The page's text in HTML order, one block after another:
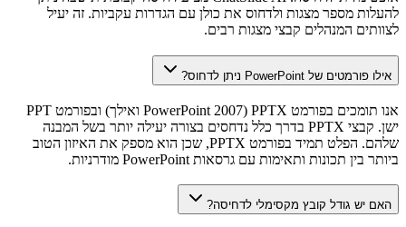
להעלות מספר מצגות ולדחוס את כולן עם הגדרות עקביות. זה יעיל
לצוותים המנהלים קבצי מצגות רבים.
אילו פורמטים של PowerPoint ניתן לדחוס?
אנו תומכים בפורמט PPTX (PowerPoint 2007 ואילך) ובפורמט PPT
ישן. קבצי PPTX בדרך כלל נדחסים בצורה יעילה יותר בשל המבנה
שלהם. הפלט תמיד בפורמט PPTX, שכן הוא מספק את האיזון הטוב
ביותר בין תכונות ותאימות עם גרסאות PowerPoint מודרניות.
האם יש גודל קובץ מקסימלי לדחיסה?